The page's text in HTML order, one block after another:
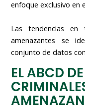
enfoque exclusivo en
Las tendencias
amenazantes se
conjunto de datos
EL ABCD